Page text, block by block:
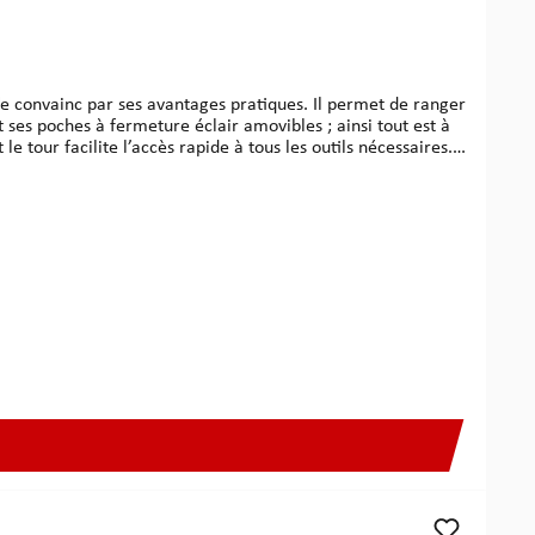
poches à fermeture éclair amovibles ; ainsi tout est à
tour facilite l’accès rapide à tous les outils nécessaires.